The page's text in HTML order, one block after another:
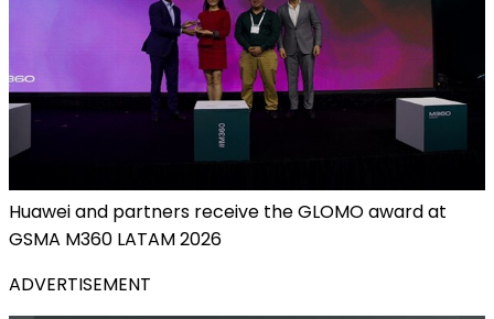
Huawei and partners receive the GLOMO award at
GSMA M360 LATAM 2026
ADVERTISEMENT